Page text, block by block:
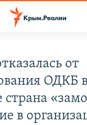
от
ОДКБ
страна
в